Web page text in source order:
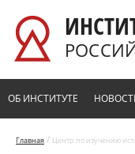
ОБ ИНСТИТУТЕ
Главная / Центр по изучению